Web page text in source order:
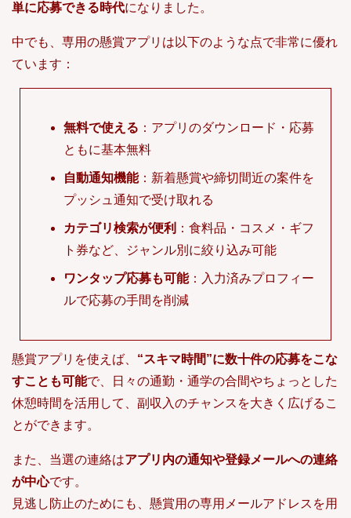
単に応募できる時代になりました。
中でも、専用の懸賞アプリは以下のような点で非常に優れ
ています：
無料で使える ：アプリのダウンロード・応募
ともに基本無料
自動通知機能：新着懸賞や締切間近の案件を
プッシュ通知で受け取れる
カテゴリ検索が便利 ：食料品・コスメ・ギフ
ト券など、ジャンル別に絞り込み可能
ワンタップ応募も可能：入力済みプロフィー
ルで応募の手間を削減
懸賞アプリを使えば、 “スキマ時間”に数十件の応募をこな
すことも可能で、日々の通勤・通学の合間やちょっとした
休憩時間を活用して、副収入のチャンスを大きく広げるこ
とができます。
また、当選の連絡はアプリ内の通知や登録メールへの連絡
が中心です。
見逃し防止のためにも、懸賞用の専用メールアドレスを用